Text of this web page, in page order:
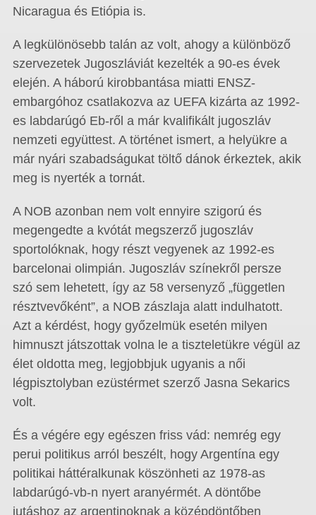
Nicaragua és Etiópia is.
A legkülönösebb talán az volt, ahogy a különböző
szervezetek Jugoszláviát kezelték a 90-es évek
elején. A háború kirobbantása miatti ENSZ-
embargóhoz csatlakozva az UEFA kizárta az 1992-
es labdarúgó Eb-ről a már kvalifikált jugoszláv
nemzeti együttest. A történet ismert, a helyükre a
már nyári szabadságukat töltő dánok érkeztek, akik
meg is nyerték a tornát.
A NOB azonban nem volt ennyire szigorú és
megengedte a kvótát megszerző jugoszláv
sportolóknak, hogy részt vegyenek az 1992-es
barcelonai olimpián. Jugoszláv színekről persze
szó sem lehetett, így az 58 versenyző „független
résztvevőként”, a NOB zászlaja alatt indulhatott.
Azt a kérdést, hogy győzelmük esetén milyen
himnuszt játszottak volna le a tiszteletükre végül az
élet oldotta meg, legjobbjuk ugyanis a női
légpisztolyban ezüstérmet szerző Jasna Sekarics
volt.
És a végére egy egészen friss vád: nemrég egy
perui politikus arról beszélt, hogy Argentína egy
politikai háttéralkunak köszönheti az 1978-as
labdarúgó-vb-n nyert aranyérmét. A döntőbe
jutáshoz az argentinoknak a középdöntőben